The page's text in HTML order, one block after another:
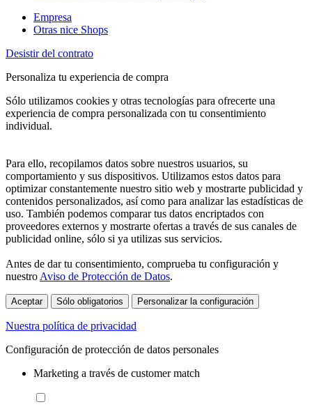
Empresa
Otras nice Shops
Desistir del contrato
Personaliza tu experiencia de compra
Sólo utilizamos cookies y otras tecnologías para ofrecerte una
experiencia de compra personalizada con tu consentimiento
individual.
Para ello, recopilamos datos sobre nuestros usuarios, su
comportamiento y sus dispositivos. Utilizamos estos datos para
optimizar constantemente nuestro sitio web y mostrarte publicidad y
contenidos personalizados, así como para analizar las estadísticas de
uso. También podemos comparar tus datos encriptados con
proveedores externos y mostrarte ofertas a través de sus canales de
publicidad online, sólo si ya utilizas sus servicios.
Antes de dar tu consentimiento, comprueba tu configuración y
nuestro Aviso de Protección de Datos.
Aceptar Sólo obligatorios Personalizar la configuración
Nuestra política de privacidad
Configuración de protección de datos personales
Marketing a través de customer match